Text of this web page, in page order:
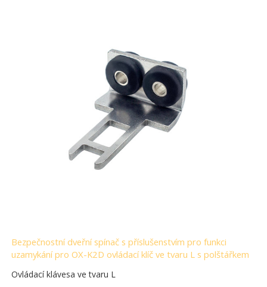
Bezpečnostní dveřní spínač s příslušenstvím pro funkci
uzamykání pro OX-K2D ovládací klíč ve tvaru L s polštářkem
Ovládací klávesa ve tvaru L